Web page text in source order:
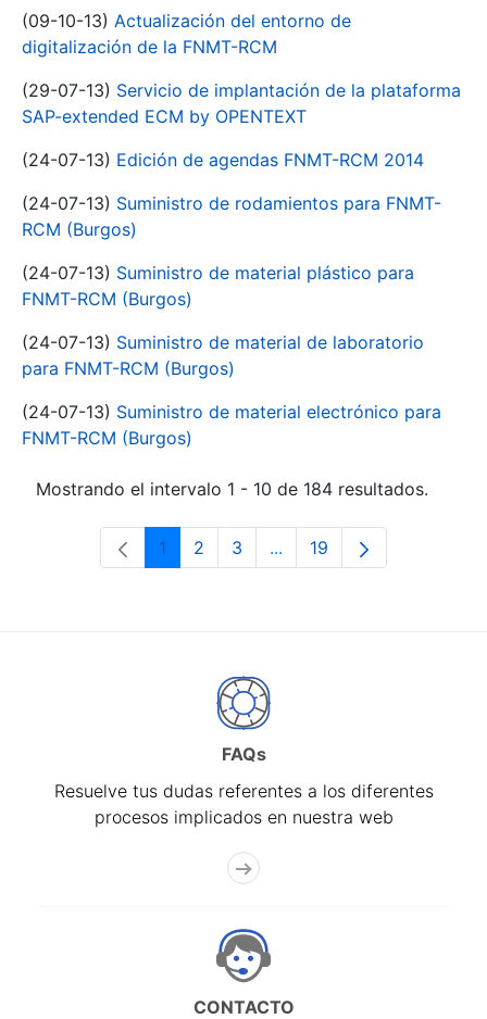
(09-10-13) Actualización del entorno de
digitalización de la FNMT-RCM
(29-07-13) Servicio de implantación de la plataforma
SAP-extended ECM by OPENTEXT
(24-07-13) Edición de agendas FNMT-RCM 2014
(24-07-13) Suministro de rodamientos para FNMT-
RCM (Burgos)
(24-07-13) Suministro de material plástico para
FNMT-RCM (Burgos)
(24-07-13) Suministro de material de laboratorio
para FNMT-RCM (Burgos)
(24-07-13) Suministro de material electrónico para
FNMT-RCM (Burgos)
Mostrando el intervalo 1 - 10 de 184 resultados.
Página
1 Página
2 Página
3 ...Páginas intermedias Use
Página
19
FAQs
Resuelve tus dudas referentes a los diferentes
procesos implicados en nuestra web
CONTACTO